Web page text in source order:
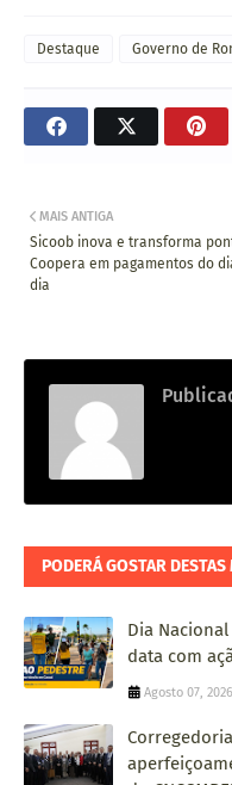
Destaque Governo de
MAIS ANTIGA
Sicoob inova e transforma
Coopera em pagamentos do
dia
PODERÁ GOSTAR DESTAS
Dia
data com
Agosto 07, 2026